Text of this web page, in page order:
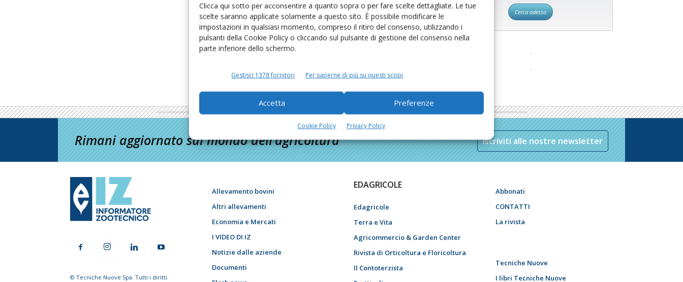
Clicca qui sotto per acconsentire a quanto sopra o per fare scelte dettagliate. Le tue
scelte saranno applicate solamente a questo sito. È possibile modificare le
impostazioni in qualsiasi momento, compreso il ritiro del consenso, utilizzando i
pulsanti della Cookie Policy o cliccando sul pulsante di gestione del consenso nella
parte inferiore dello schermo.
Gestisci 1378 fornitori Per saperne di più su questi scopi
Accetta Preferenze
Cookie Policy Privacy Policy
Cerca adesso
Rimani aggiornato sul mondo dell’agricoltura Iscriviti alle nostre newsletter
© Tecniche Nuove Spa. Tutti i diritti
Allevamento bovini
Altri allevamenti
Economia e Mercati
I VIDEO DI IZ
Notizie dalle aziende
Documenti
EDAGRICOLE
Edagricole
Terra e Vita
Agricommercio & Garden Center
Rivista di Orticoltura e Floricoltura
Il Contoterzista
Abbonati
CONTATTI
La rivista
Tecniche Nuove
I libri Tecniche Nuove